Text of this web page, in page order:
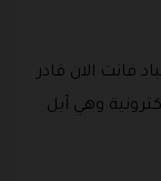
فانت الان قادر
وهي آبل